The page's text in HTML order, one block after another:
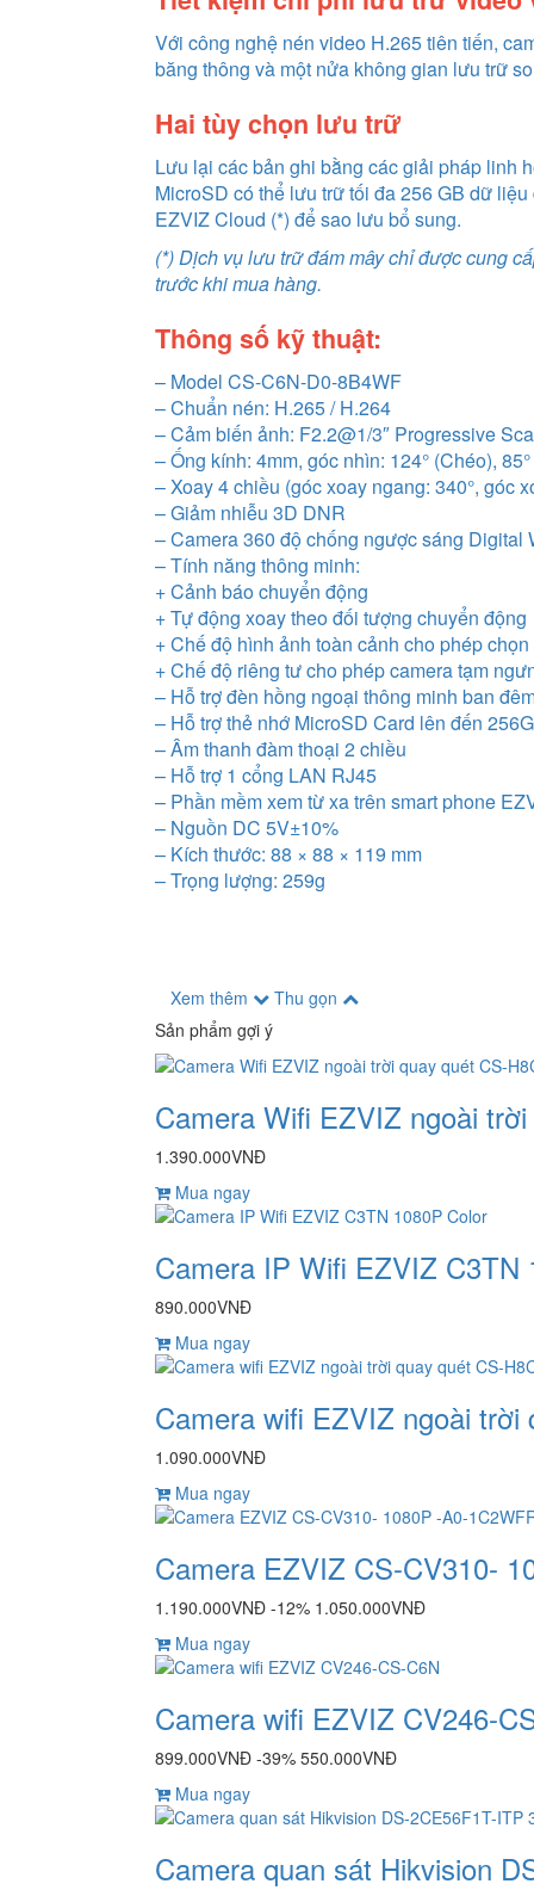
Với công nghệ nén video H.265 tiên tiến,
băng thông và một nửa không gian lưu trữ
Hai tùy chọn lưu trữ
Lưu lại các bản ghi bằng các giải pháp linh
MicroSD có thể lưu trữ tối đa 256 GB dữ
EZVIZ Cloud (*) để sao lưu bổ sung.
(*) Dịch vụ lưu trữ đám mây chỉ được cung
trước khi mua hàng.
Thông số kỹ thuật:
– Model CS-C6N-D0-8B4WF
– Chuẩn nén: H.265 / H.264
– Cảm biến ảnh: F2.2@1/3″ Progressive
– Ống kính: 4mm, góc nhìn: 124° (Chéo),
– Xoay 4 chiều (góc xoay ngang: 340°, góc
– Giảm nhiễu 3D DNR
– Camera 360 độ chống ngược sáng Digital
– Tính năng thông minh:
+ Cảnh báo chuyển động
+ Tự động xoay theo đối tượng chuyển động
+ Chế độ hình ảnh toàn cảnh cho phép
+ Chế độ riêng tư cho phép camera tạm
– Hỗ trợ đèn hồng ngoại thông minh ban
– Hỗ trợ thẻ nhớ MicroSD Card lên đến
– Âm thanh đàm thoại 2 chiều
– Hỗ trợ 1 cổng LAN RJ45
– Phần mềm xem từ xa trên smart phone
– Nguồn DC 5V±10%
– Kích thước: 88 × 88 × 119 mm
– Trọng lượng: 259g
Xem thêm
Thu gọn
Sản phẩm gợi ý
Camera Wifi EZVIZ ngoài
1.390.000VNĐ
Mua ngay
Camera IP Wifi EZVIZ C3TN
890.000VNĐ
Mua ngay
Camera wifi EZVIZ ngoài trời
1.090.000VNĐ
Mua ngay
Camera EZVIZ CS-CV310-
1.190.000VNĐ -12% 1.050.000VNĐ
Mua ngay
Camera wifi EZVIZ CV246-
899.000VNĐ -39% 550.000VNĐ
Mua ngay
Camera quan sát Hikvision